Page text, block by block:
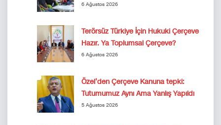
6 Ağustos 2026
Terörsüz Türkiye İçin Hukuki Çerçeve
Hazır. Ya Toplumsal Çerçeve?
6 Ağustos 2026
Özel’den Çerçeve Kanuna tepki:
Tutumumuz Aynı Ama Yanlış Yapıldı
5 Ağustos 2026